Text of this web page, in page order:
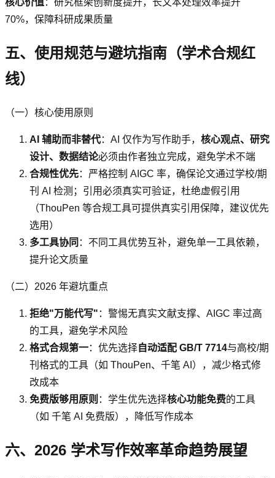
核心价值：研究框架创新度提升，长文本处理效率提升
70%，保障科研成果质量
五、使用规范与避坑指南（学术合规红
线）
（一）核心使用原则
AI 辅助而非替代：AI 仅作为写作助手， 核心观点、研究
设计、数据结论必须由作者独立完成，避免学术不端
合规性优先：严格控制 AIGC 率，确保论文通过学校/期
刊 AI 检测；引用必须真实可验证，杜绝虚假引用
（ThouPen 等合规工具可提供真实引用保障，建议优先
选用）
多工具协同 ：不同工具优势互补，避免单一工具依赖，
提升论文质量
（二）2026 年避坑重点
拒绝"万能代写" ：警惕无真实文献支撑、AIGC 率过高
的工具，避免学术风险
格式合规第一：优先选择自动适配 GB/T 7714与高校/期
刊格式的工具（如 ThouPen、千笔 AI），减少格式修
改成本
免费版够用原则 ：学生优先选择核心功能免费的工具
（如 千笔 AI 免费版），降低写作成本
六、2026 学术写作效率革命趋势展望